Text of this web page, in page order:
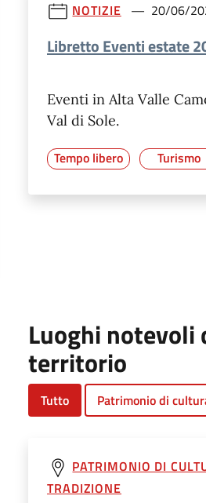
NOTIZIE 20/06/
Libretto Eventi estate
Eventi in Alta Valle
Val di Sole.
Tempo libero Turismo
Luoghi notevoli
territorio
Tutto Patrimonio di
PATRIMONIO DI
TRADIZIONE